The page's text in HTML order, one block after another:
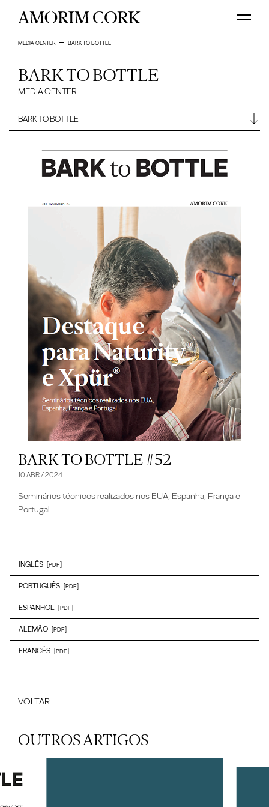
MEDIA CENTER BARK TO BOTTLE
BARK TO BOTTLE
MEDIA CENTER
BARK TO BOTTLE #52
10 ABR / 2024
Seminários técnicos realizados nos EUA, Espanha, França e
Portugal
INGLÊS [PDF]
PORTUGUÊS [PDF]
ESPANHOL [PDF]
ALEMÃO [PDF]
FRANCÊS [PDF]
VOLTAR
OUTROS ARTIGOS